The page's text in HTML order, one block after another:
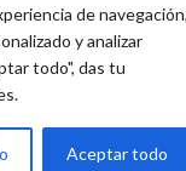
de navegación,
y analizar
todo", das tu
Aceptar todo
de